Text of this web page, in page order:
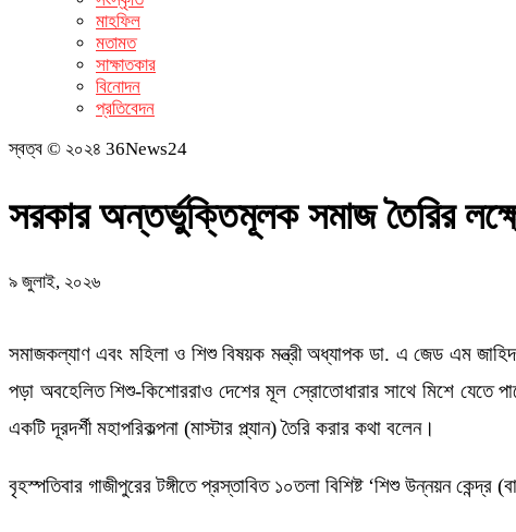
মাহফিল
মতামত
সাক্ষাতকার
বিনোদন
প্রতিবেদন
স্বত্ব © ২০২৪ 36News24
সরকার অন্তর্ভুক্তিমূলক সমাজ তৈরির
৯ জুলাই, ২০২৬
সমাজকল্যাণ এবং মহিলা ও শিশু বিষয়ক মন্ত্রী অধ্যাপক ডা. এ জেড এম
পড়া অবহেলিত শিশু-কিশোররাও দেশের মূল স্রোতোধারার সাথে মিশে
একটি দূরদর্শী মহাপরিকল্পনা (মাস্টার প্ল্যান) তৈরি করার কথা বলেন।
বৃহস্পতিবার গাজীপুরের টঙ্গীতে প্রস্তাবিত ১০তলা বিশিষ্ট ‘শিশু উন্নয়ন